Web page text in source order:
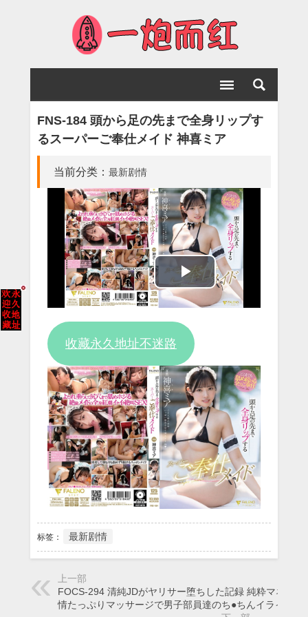
FNS-184 頭から足の先まで全身リップす
るスーパーご奉仕メイド 神喜ミア
当前分类： 最新剧情
Play
收藏永久地址不迷路
标签： 最新剧情
上一部
FOCS-294 清純JDがヤリサー堕ちした記録 純粋マネの愛
情たっぷりマッサージで男子部員達のち●ちんイライラ